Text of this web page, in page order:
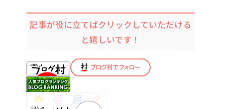
記事が役に立てばクリックしていただける
と嬉しいです！